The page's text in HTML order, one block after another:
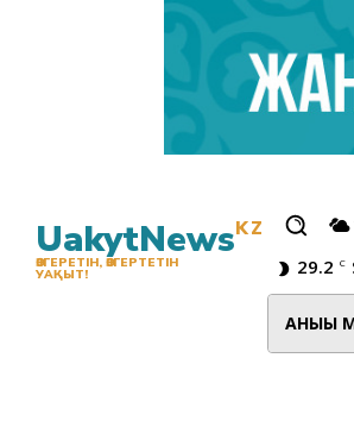
UakytNewsKZ
ӨЗГЕРЕТІН, ӨЗГЕРТЕТІН
УАҚЫТ!
29.2 C
АНЫҒЫ